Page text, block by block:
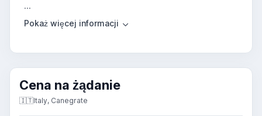
...
Cena na żądanie
🇮🇹Italy, Canegrate